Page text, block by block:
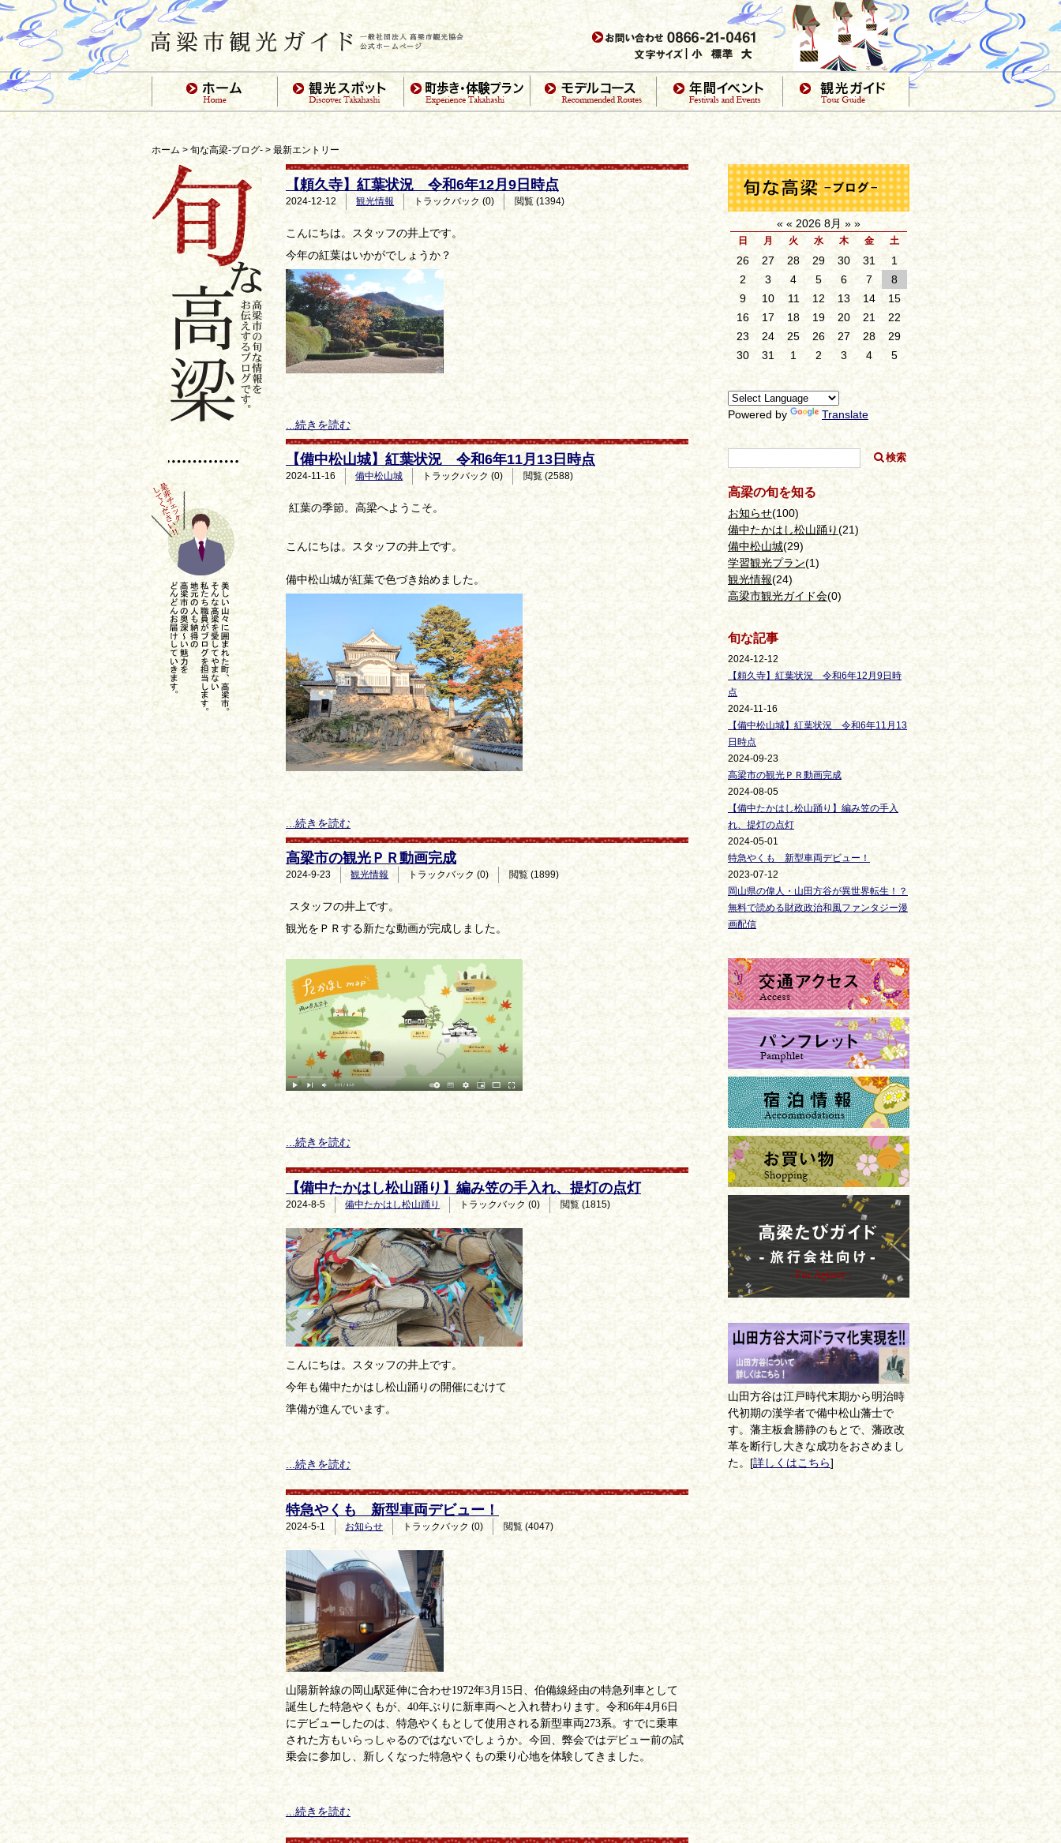
ホーム > 旬な高梁-ブログ- > 最新エントリー
【頼久寺】紅葉状況 令和6年12月9日時点
2024-12-12 観光情報 トラックバック (0) 閲覧 (1394)
こんにちは。スタッフの井上です。
今年の紅葉はいかがでしょうか？
...続きを読む
【備中松山城】紅葉状況 令和6年11月13日時点
2024-11-16 備中松山城 トラックバック (0) 閲覧 (2588)
紅葉の季節。高梁へようこそ。
こんにちは。スタッフの井上です。
備中松山城が紅葉で色づき始めました。
...続きを読む
高梁市の観光ＰＲ動画完成
2024-9-23 観光情報 トラックバック (0) 閲覧 (1899)
スタッフの井上です。
観光をＰＲする新たな動画が完成しました。
...続きを読む
【備中たかはし松山踊り】編み笠の手入れ、提灯の点灯
2024-8-5 備中たかはし松山踊り トラックバック (0) 閲覧 (1815)
こんにちは。スタッフの井上です。
今年も備中たかはし松山踊りの開催にむけて
準備が進んでいます。
...続きを読む
特急やくも 新型車両デビュー！
2024-5-1 お知らせ トラックバック (0) 閲覧 (4047)
山陽新幹線の岡山駅延伸に合わせ1972年3月15日、伯備線経由の特急列車として
誕生した特急やくもが、 40年ぶりに新車両へと入れ替わります。令和6年4月6日
にデビューしたのは、特急やくもとして使用される新型車両273系。すでに乗車
された方もいらっしゃるのではないでしょうか。今回、弊会ではデビュー前の試
乗会に参加し、新しくなった特急やくもの乗り心地を体験してきました。
...続きを読む
« « 2026 8月 » »
日 月 火 水 木 金 土
26 27 28 29 30 31
1
2
3 4 5 6 7
8
9
10 11 12 13 14
15
16
17 18 19 20 21
22
23
24 25 26 27 28
29
30
31 1 2 3 4 5
Powered by Translate
高梁の旬を知る
お知らせ(100)
備中たかはし松山踊り(21)
備中松山城(29)
学習観光プラン(1)
観光情報(24)
高梁市観光ガイド会(0)
旬な記事
2024-12-12
【頼久寺】紅葉状況 令和6年12月9日時
点
2024-11-16
【備中松山城】紅葉状況 令和6年11月13
日時点
2024-09-23
高梁市の観光ＰＲ動画完成
2024-08-05
【備中たかはし松山踊り】編み笠の手入
れ、提灯の点灯
2024-05-01
特急やくも 新型車両デビュー！
2023-07-12
岡山県の偉人・山田方谷が異世界転生！？
無料で読める財政政治和風ファンタジー漫
画配信
山田方谷は江戸時代末期から明治時
代初期の漢学者で備中松山藩士で
す。藩主板倉勝静のもとで、藩政改
革を断行し大きな成功をおさめまし
た。[詳しくはこちら]